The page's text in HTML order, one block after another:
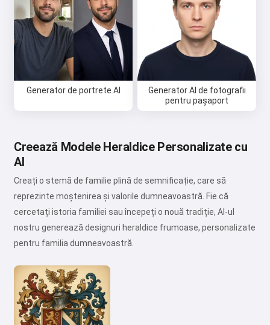
Generator de portrete AI
Generator AI de fotografii
pentru pașaport
Creează Modele Heraldice Personalizate cu
AI
Creați o stemă de familie plină de semnificație, care să
reprezinte moștenirea și valorile dumneavoastră. Fie că
cercetați istoria familiei sau începeți o nouă tradiție, AI-ul
nostru generează designuri heraldice frumoase, personalizate
pentru familia dumneavoastră.